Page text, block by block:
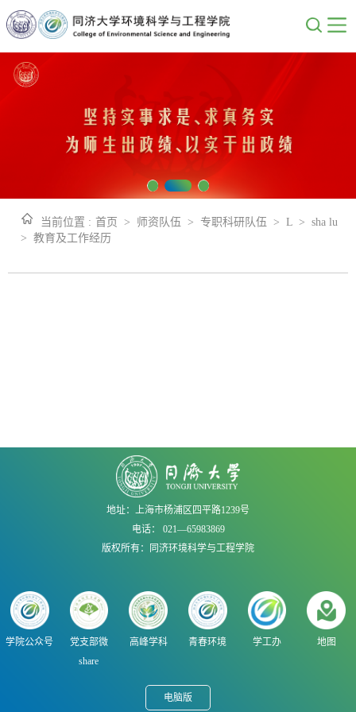
当前位置 : 首页 > 师资队伍 > 专职科研队伍 > L >
sha lu
>
教育及工作经历
地址：上海市杨浦区四平路1239号
电话： 021—65983869
版权所有：同济环境科学与工程学院
学院公众号
党支部微
share
高峰学科 青春环境 学工办 地图
电脑版